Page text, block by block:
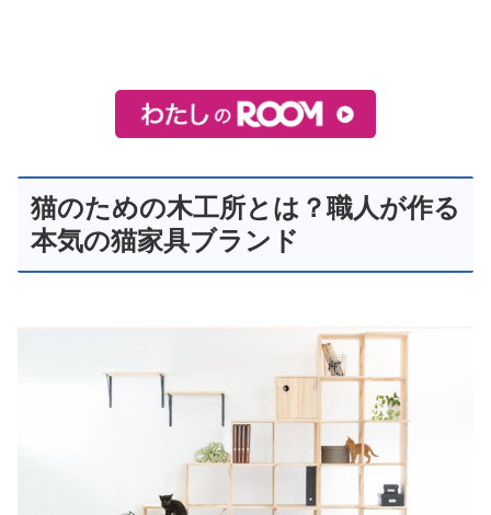
猫のための木工所とは？職人が作る
本気の猫家具ブランド